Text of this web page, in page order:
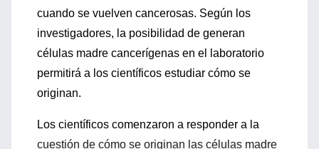
cuando se vuelven cancerosas. Según los
investigadores, la posibilidad de generan
células madre cancerígenas en el laboratorio
permitirá a los científicos estudiar cómo se
originan.
Los científicos comenzaron a responder a la
cuestión de cómo se originan las células madre